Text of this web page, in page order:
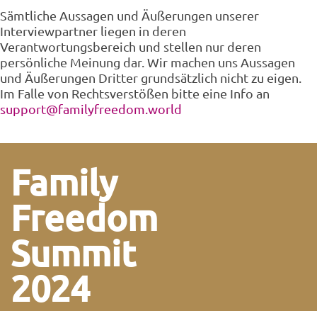
Sämtliche Aussagen und Äußerungen unserer
Interviewpartner liegen in deren
Verantwortungsbereich und stellen nur deren
persönliche Meinung dar. Wir machen uns Aussagen
und Äußerungen Dritter grundsätzlich nicht zu eigen.
Im Falle von Rechtsverstößen bitte eine Info an
support@familyfreedom.world
Family
Freedom
Summit
2024